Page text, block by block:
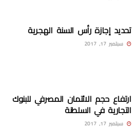
تحديد إجازة رأس السنة الهجرية
سبتمبر 17, 2017
ارتفاع حجم الائتمان المصرفي للبنوك
التجارية في السلطنة
سبتمبر 17, 2017